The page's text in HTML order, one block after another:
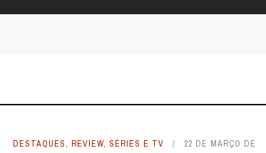
DESTAQUES, REVIEW, SÉRIES E TV
22 DE MARÇO DE